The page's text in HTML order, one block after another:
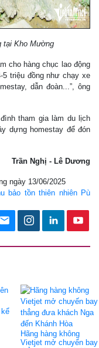
tại Kho Mường
cho hàng chục lao động
triệu đồng như chạy xe
dẫn đoàn...”, ông
tham gia làm du lịch
dựng homestay để đón
Trần Nghị - Lê Dương
ngày 13/06/2025
bảo tồn thiên nhiên Pù
Hãng hàng không
Vietjet mở chuyến bay